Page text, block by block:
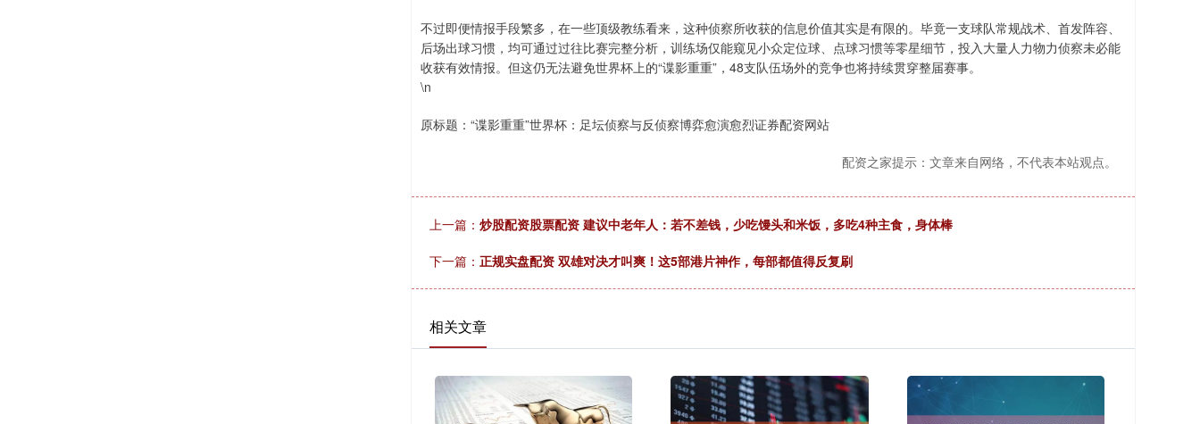
不过即便情报手段繁多，在一些顶级教练看来，这种侦察所收获的信息价值其实是有限的。毕竟一支球队常规战术、首发阵容、
后场出球习惯，均可通过过往比赛完整分析，训练场仅能窥见小众定位球、点球习惯等零星细节，投入大量人力物力侦察未必能
收获有效情报。但这仍无法避免世界杯上的“谍影重重”，48支队伍场外的竞争也将持续贯穿整届赛事。
\n
原标题：“谍影重重”世界杯：足坛侦察与反侦察博弈愈演愈烈证券配资网站
配资之家提示：文章来自网络，不代表本站观点。
上一篇： 炒股配资股票配资 建议中老年人：若不差钱，少吃馒头和米饭，多吃4种主食，身体棒
下一篇： 正规实盘配资 双雄对决才叫爽！这5部港片神作，每部都值得反复刷
相关文章